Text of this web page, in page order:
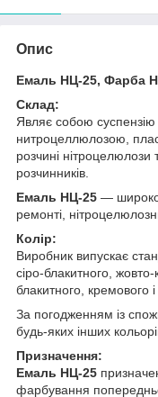
Опис
Емаль НЦ-25, Фарба
Склад:
Являє собою суспензію
нитроцеллюлозою,
розчині нітроцелюлози
розчинників.
Емаль НЦ-25 — широко
ремонті,
Колір:
Виробник випускає
сіро-блакитного,
блакитного, кремового
За погодженням із
будь-яких інших кольорів
Призначення:
Емаль НЦ-25
фарбування